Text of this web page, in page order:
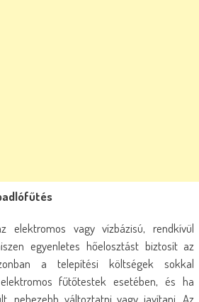
elektromos vagy vízbázisú, rendkívül
egyenletes hőelosztást biztosít az
a telepítési költségek sokkal
fűtőtestek esetében, és ha